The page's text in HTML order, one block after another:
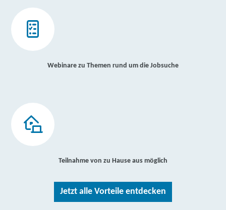
Webinare zu Themen rund um die Jobsuche
Teilnahme von zu Hause aus möglich
Jetzt alle Vorteile entdecken